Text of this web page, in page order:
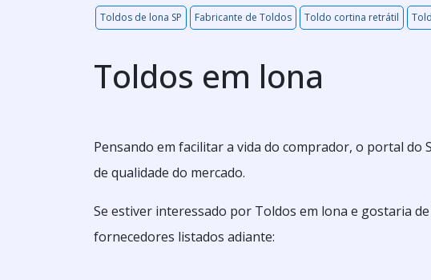
Toldos de lona SP Fabricante de Toldos Toldo cortina retrátil
Toldos em lona
Pensando em facilitar a vida do comprador, o portal
de qualidade do mercado.
Se estiver interessado por Toldos em lona e gostaria
fornecedores listados adiante: